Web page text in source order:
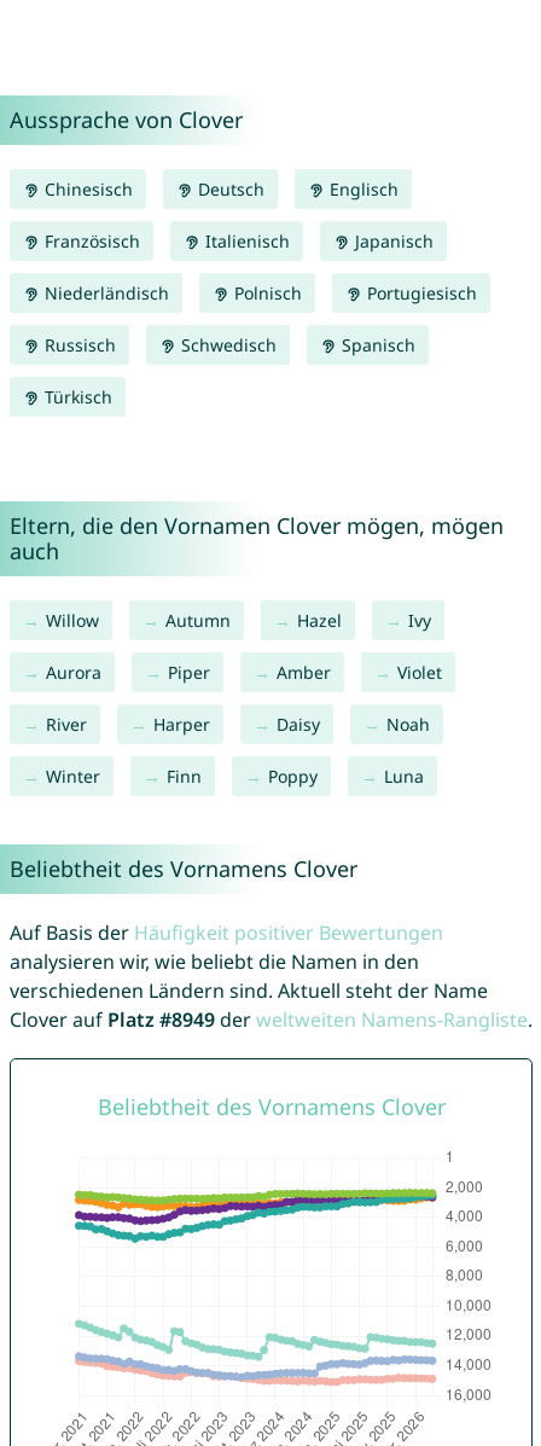
Aussprache von Clover
Chinesisch Deutsch Englisch
Französisch Italienisch Japanisch
Niederländisch Polnisch Portugiesisch
Russisch Schwedisch Spanisch
Türkisch
Eltern, die den Vornamen Clover mögen, mögen
auch
Willow Autumn Hazel Ivy
Aurora Piper Amber Violet
River Harper Daisy Noah
Winter Finn Poppy Luna
Beliebtheit des Vornamens Clover
Auf Basis der Häufigkeit positiver Bewertungen
analysieren wir, wie beliebt die Namen in den
verschiedenen Ländern sind. Aktuell steht der Name
Clover auf Platz #8949derweltweiten Namens-Rangliste.